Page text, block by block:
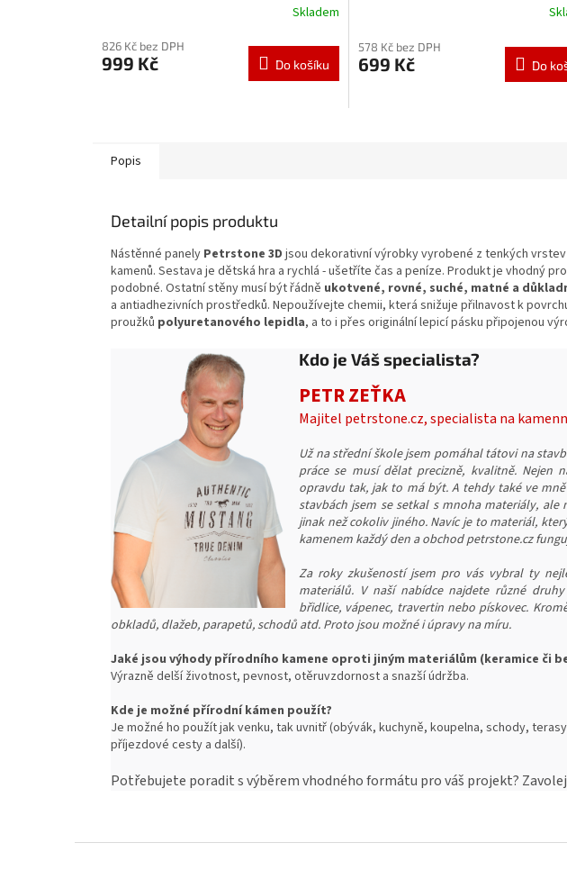
Skladem
826 Kč bez DPH
999 Kč Do košíku
578 Kč bez DPH
699 Kč Do
Popis
Detailní popis produktu
Nástěnné panely Petrstone 3D jsou dekorativní výrobky vyrobené z tenkých
kamenů. Sestava je dětská hra a rychlá - ušetříte čas a peníze. Produkt je vhodný pro
podobné. Ostatní stěny musí být řádně ukotvené, rovné, suché, matné a
a antiadhezivních prostředků. Nepoužívejte chemii, která snižuje přilnavost k
proužků polyuretanového lepidla, a to i přes originální lepicí pásku připojenou
Kdo je Váš specialista?
PETR ZEŤKA
Majitel petrstone.cz, specialista na
Už na střední škole jsem pomáhal tátovi na
práce se musí dělat precizně, kvalitně.
opravdu tak, jak to má být. A tehdy také ve
stavbách jsem se setkal s mnoha materiály,
jinak než cokoliv jiného. Navíc je to materiál,
kamenem každý den a obchod petrstone.cz
Za roky zkušeností jsem pro vás vybral ty
materiálů. V naší nabídce najdete různé
břidlice, vápenec, travertin nebo pískovec.
obkladů, dlažeb, parapetů, schodů atd. Proto jsou možné i úpravy na míru.
Jaké jsou výhody přírodního kamene oproti jiným materiálům (keramice či
Výrazně delší životnost, pevnost, otěruvzdornost a snazší údržba.
Kde je možné přírodní kámen použít?
Je možné ho použít jak venku, tak uvnitř (obývák, kuchyně, koupelna, schody,
příjezdové cesty a další).
Potřebujete poradit s výběrem vhodného formátu pro váš projekt?